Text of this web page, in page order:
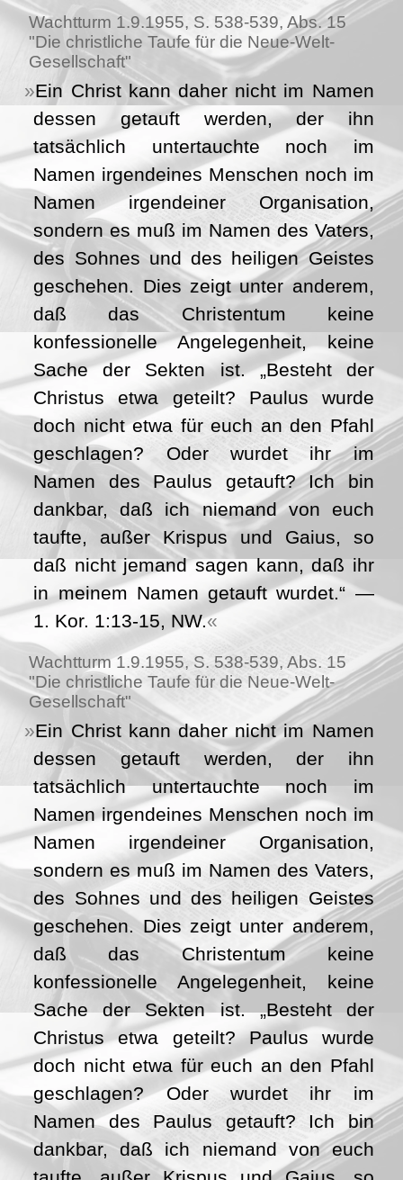
Wachtturm 1.9.1955, S. 538-539, Abs. 15
"Die christliche Taufe für die Neue-Welt-
Gesellschaft"
Ein Christ kann daher nicht im Namen
dessen getauft werden, der ihn
tatsächlich untertauchte noch im
Namen irgendeines Menschen noch im
Namen irgendeiner Organisation,
sondern es muß im Namen des Vaters,
des Sohnes und des heiligen Geistes
geschehen. Dies zeigt unter anderem,
daß das Christentum keine
konfessionelle Angelegenheit, keine
Sache der Sekten ist. „Besteht der
Christus etwa geteilt? Paulus wurde
doch nicht etwa für euch an den Pfahl
geschlagen? Oder wurdet ihr im
Namen des Paulus getauft? Ich bin
dankbar, daß ich niemand von euch
taufte, außer Krispus und Gaius, so
daß nicht jemand sagen kann, daß ihr
in meinem Namen getauft wurdet.“ —
1. Kor. 1:13-15, NW.
Wachtturm 1.9.1955, S. 538-539, Abs. 15
"Die christliche Taufe für die Neue-Welt-
Gesellschaft"
Ein Christ kann daher nicht im Namen
dessen getauft werden, der ihn
tatsächlich untertauchte noch im
Namen irgendeines Menschen noch im
Namen irgendeiner Organisation,
sondern es muß im Namen des Vaters,
des Sohnes und des heiligen Geistes
geschehen. Dies zeigt unter anderem,
daß das Christentum keine
konfessionelle Angelegenheit, keine
Sache der Sekten ist. „Besteht der
Christus etwa geteilt? Paulus wurde
doch nicht etwa für euch an den Pfahl
geschlagen? Oder wurdet ihr im
Namen des Paulus getauft? Ich bin
dankbar, daß ich niemand von euch